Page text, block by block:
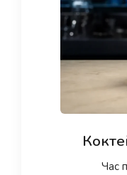
Час